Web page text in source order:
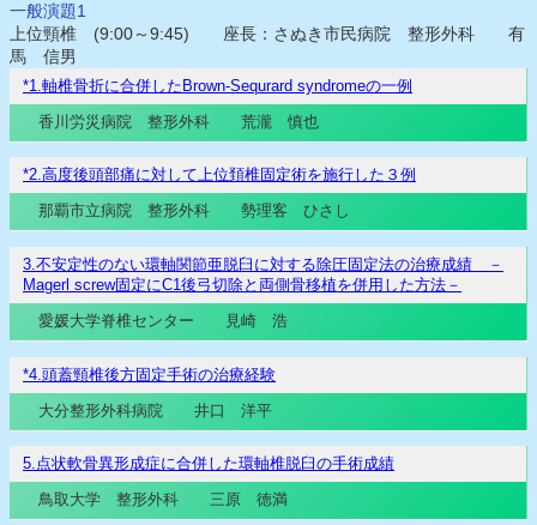
一般演題1
上位頸椎 (9:00～9:45) 座長：さぬき市民病院 整形外科 有
馬 信男
*1.軸椎骨折に合併したBrown-Sequrard syndromeの一例
香川労災病院 整形外科 荒瀧 慎也
*2.高度後頭部痛に対して上位頚椎固定術を施行した３例
那覇市立病院 整形外科 勢理客 ひさし
3.不安定性のない環軸関節亜脱臼に対する除圧固定法の治療成績 －
Magerl screw固定にC1後弓切除と両側骨移植を併用した方法－
愛媛大学脊椎センター 見崎 浩
*4.頭蓋頸椎後方固定手術の治療経験
大分整形外科病院 井口 洋平
5.点状軟骨異形成症に合併した環軸椎脱臼の手術成績
鳥取大学 整形外科 三原 徳満